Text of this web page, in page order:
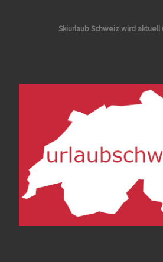
Skiurlaub Schweiz wird